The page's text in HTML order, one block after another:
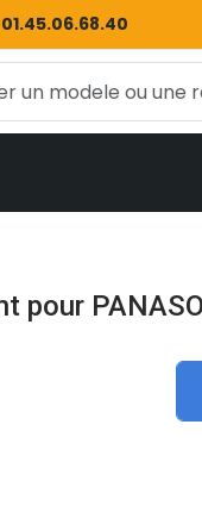
01.45.06.68.40
pour